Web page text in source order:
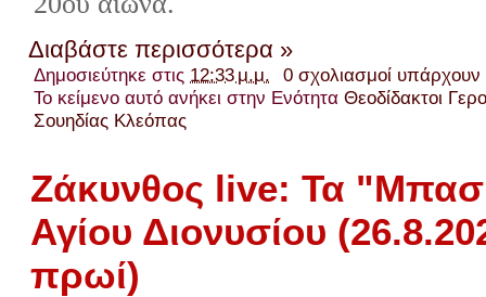
Διαβάστε περισσότερα »
Δημοσιεύτηκε στις 12:33 μ.μ.
0 σχολιασμοί
Το κείμενο αυτό ανήκει στην ΕνότηταΘεοδίδακτοι
Σουηδίας Κλεόπας
Ζάκυνθος live: Τα
Αγίου Διονυσίου
πρωί)